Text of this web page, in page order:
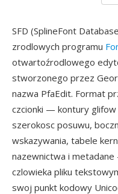
SFD (SplineFont
zrodlowych programu
otwartoźrodlowego
stworzonego przez
nazwa PfaEdit. Format
czcionki — kontury glifow
szerokosc posuwu,
wskazywania, tabele
nazewnictwa i
czlowieka pliku
swoj punkt kodowy